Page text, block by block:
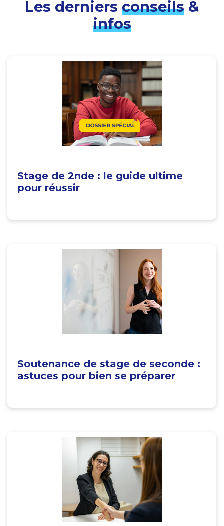
Les derniers conseils&
infos
Stage de 2nde : le guide ultime
pour réussir
Soutenance de stage de seconde :
astuces pour bien se préparer